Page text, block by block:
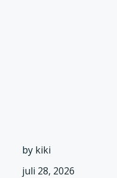
by kiki
juli 28, 2026